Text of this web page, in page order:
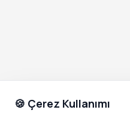
🍪 Çerez Kullanımı